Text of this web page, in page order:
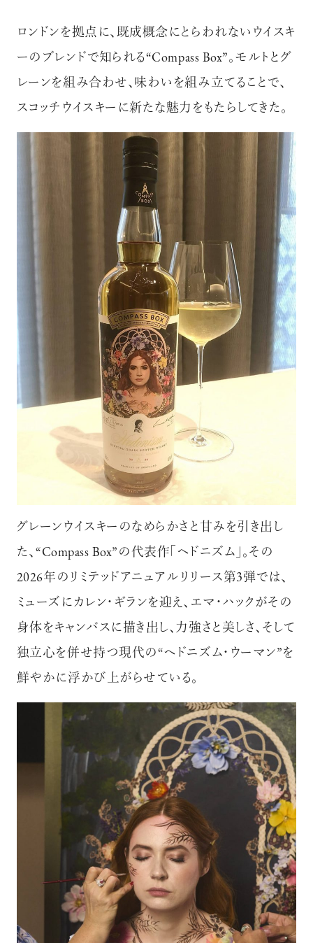
ロンドンを拠点に、既成概念にとらわれないウイスキ
ーのブレンドで知られる“Compass Box”。モルトとグ
レーンを組み合わせ、味わいを組み立てることで、
スコッチウイスキーに新たな魅力をもたらしてきた。
グレーンウイスキーのなめらかさと甘みを引き出し
た、 “Compass Box”の代表作「ヘドニズム」。その
2026年のリミテッドアニュアルリリース第3弾では、
ミューズにカレン・ギランを迎え、エマ・ハックがその
身体をキャンバスに描き出し、力強さと美しさ、そして
独立心を併せ持つ現代の“ヘドニズム・ウーマン”を
鮮やかに浮かび上がらせている。